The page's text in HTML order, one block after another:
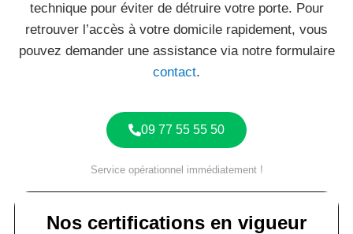
technique pour éviter de détruire votre porte. Pour
retrouver l’accès à votre domicile rapidement, vous
pouvez demander une assistance via notre formulaire
contact.
09 77 55 55 50
Service opérationnel immédiatement !
Nos certifications en vigueur